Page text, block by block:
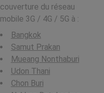
couverture du réseau
mobile 3G / 4G / 5G à :
Bangkok
Samut Prakan
Mueang Nonthaburi
Udon Thani
Chon Buri